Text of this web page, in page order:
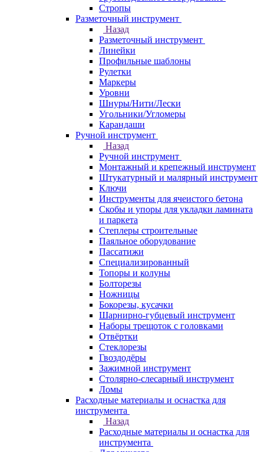
Стропы
Разметочный инструмент
Назад
Разметочный инструмент
Линейки
Профильные шаблоны
Рулетки
Маркеры
Уровни
Шнуры/Нити/Лески
Угольники/Угломеры
Карандаши
Ручной инструмент
Назад
Ручной инструмент
Монтажный и крепежный инструмент
Штукатурный и малярный инструмент
Ключи
Инструменты для ячеистого бетона
Скобы и упоры для укладки ламината
и паркета
Степлеры строительные
Паяльное оборудование
Пассатижи
Специализированный
Топоры и колуны
Болторезы
Ножницы
Бокорезы, кусачки
Шарнирно-губцевый инструмент
Наборы трещоток с головками
Отвёртки
Стеклорезы
Гвоздодёры
Зажимной инструмент
Столярно-слесарный инструмент
Ломы
Расходные материалы и оснастка для
инструмента
Назад
Расходные материалы и оснастка для
инструмента